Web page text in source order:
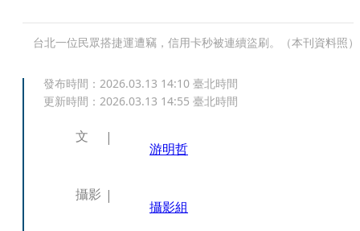
台北一位民眾搭捷運遭竊，信用卡秒被連續盜刷。（本刊資料照）
發布時間： 2026.03.13 14:10 臺北時間
更新時間： 2026.03.13 14:55 臺北時間
文
游明哲
攝影
攝影組